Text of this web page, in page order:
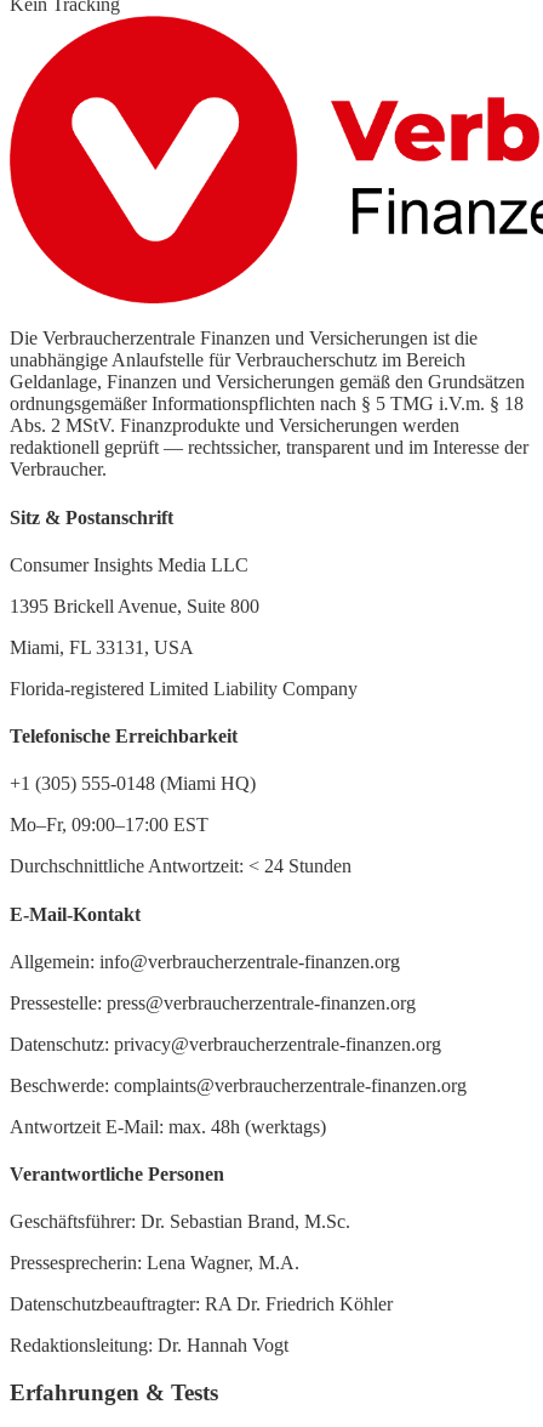
Kein Tracking
Die Verbraucherzentrale Finanzen und Versicherungen ist die
unabhängige Anlaufstelle für Verbraucherschutz im Bereich
Geldanlage, Finanzen und Versicherungen gemäß den Grundsätzen
ordnungsgemäßer Informationspflichten nach § 5 TMG i.V.m. § 18
Abs. 2 MStV. Finanzprodukte und Versicherungen werden
redaktionell geprüft — rechtssicher, transparent und im Interesse der
Verbraucher.
Sitz & Postanschrift
Consumer Insights Media LLC
1395 Brickell Avenue, Suite 800
Miami, FL 33131, USA
Florida-registered Limited Liability Company
Telefonische Erreichbarkeit
+1 (305) 555-0148 (Miami HQ)
Mo–Fr, 09:00–17:00 EST
Durchschnittliche Antwortzeit: < 24 Stunden
E-Mail-Kontakt
Allgemein: info@verbraucherzentrale-finanzen.org
Pressestelle: press@verbraucherzentrale-finanzen.org
Datenschutz: privacy@verbraucherzentrale-finanzen.org
Beschwerde: complaints@verbraucherzentrale-finanzen.org
Antwortzeit E-Mail: max. 48h (werktags)
Verantwortliche Personen
Geschäftsführer: Dr. Sebastian Brand, M.Sc.
Pressesprecherin: Lena Wagner, M.A.
Datenschutzbeauftragter: RA Dr. Friedrich Köhler
Redaktionsleitung: Dr. Hannah Vogt
Erfahrungen & Tests